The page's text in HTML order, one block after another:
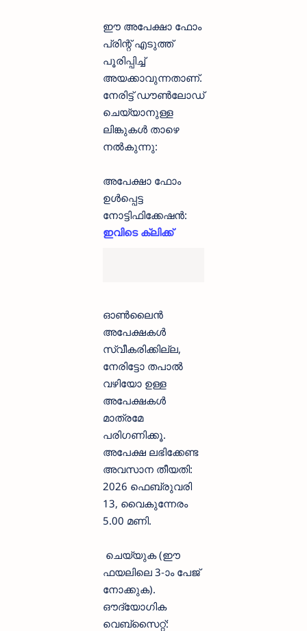
ഈ അപേക്ഷാ ഫോം
പ്രിന്റ് എടുത്ത്
പൂരിപ്പിച്ച്
അയക്കാവുന്നതാണ്.
നേരിട്ട് ഡൗൺലോഡ്
ചെയ്യാനുള്ള
ലിങ്കുകൾ താഴെ
നൽകുന്നു:
അപേക്ഷാ ഫോം
ഉൾപ്പെട്ട
നോട്ടിഫിക്കേഷൻ:
ഇവിടെ ക്ലിക്ക്
ഓൺലൈൻ
അപേക്ഷകൾ
സ്വീകരിക്കില്ല,
നേരിട്ടോ തപാൽ
വഴിയോ ഉള്ള
അപേക്ഷകൾ
മാത്രമേ
പരിഗണിക്കൂ.
അപേക്ഷ ലഭിക്കേണ്ട
അവസാന തീയതി:
2026 ഫെബ്രുവരി
13, വൈകുന്നേരം
5.00 മണി.
ചെയ്യുക (ഈ
ഫയലിലെ 3-ാം പേജ്
നോക്കുക).
ഔദ്യോഗിക
വെബ്സൈറ്റ്: